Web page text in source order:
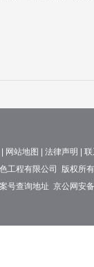
| 网站地图 | 法律声明 |
工程有限公司 版权所
号查询地址 京公网安